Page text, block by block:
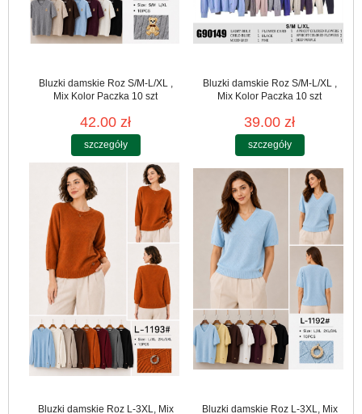
Bluzki damskie Roz S/M-L/XL ,
Mix Kolor Paczka 10 szt
42.00 zł
szczegóły
Bluzki damskie Roz S/M-L/XL ,
Mix Kolor Paczka 10 szt
39.00 zł
szczegóły
Bluzki damskie Roz L-3XL, Mix Bluzki damskie Roz L-3XL, Mix